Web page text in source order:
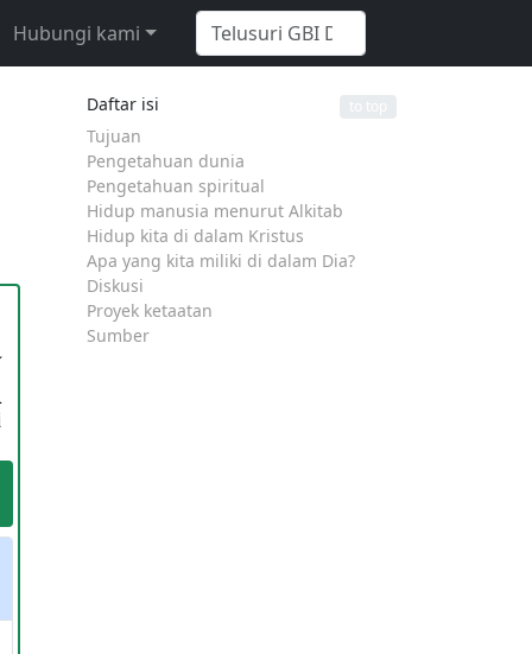
Hubungi kami
Daftar isi
Tujuan
Pengetahuan dunia
Pengetahuan spiritual
Hidup manusia menurut Alkitab
Hidup kita di dalam Kristus
Apa yang kita miliki di dalam Dia?
Diskusi
Proyek ketaatan
Sumber